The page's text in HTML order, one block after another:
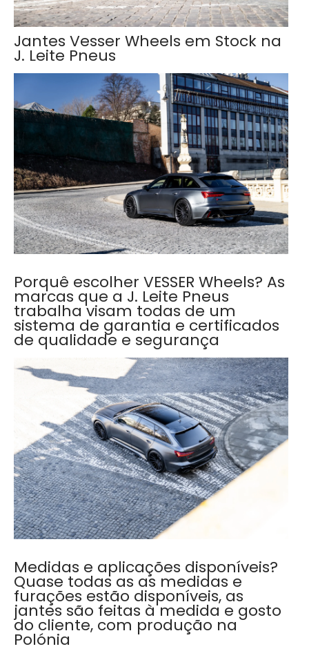
Jantes Vesser Wheels em Stock na
J. Leite Pneus
Porquê escolher VESSER Wheels? As
marcas que a J. Leite Pneus
trabalha visam todas de um
sistema de garantia e certificados
de qualidade e segurança
Medidas e aplicações disponíveis?
Quase todas as as medidas e
furações estão disponíveis, as
jantes são feitas à medida e gosto
do cliente, com produção na
Polónia